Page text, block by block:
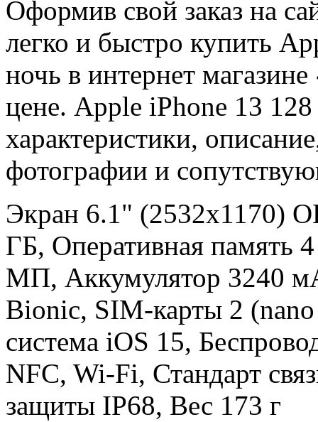
Оформив свой заказ на
легко и быстро купить
ночь в интернет
цене. Apple iPhone 13
характеристики,
фотографии и
Экран 6.1" (2532x1170)
ГБ, Оперативная память
МП, Аккумулятор 3240
Bionic, SIM-карты 2
система iOS 15,
NFC, Wi-Fi, Стандарт
защиты IP68, Вес 173 г